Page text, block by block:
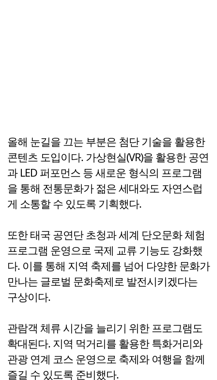
올해 눈길을 끄는 부분은 첨단 기술을 활용한
콘텐츠 도입이다. 가상현실(VR)을 활용한 공연
과 LED 퍼포먼스 등 새로운 형식의 프로그램
을 통해 전통문화가 젊은 세대와도 자연스럽
게 소통할 수 있도록 기획했다.
또한 태국 공연단 초청과 세계 단오문화 체험
프로그램 운영으로 국제 교류 기능도 강화했
다. 이를 통해 지역 축제를 넘어 다양한 문화가
만나는 글로벌 문화축제로 발전시키겠다는
구상이다.
관람객 체류 시간을 늘리기 위한 프로그램도
확대된다. 지역 먹거리를 활용한 특화거리와
관광 연계 코스 운영으로 축제와 여행을 함께
즐길 수 있도록 준비했다.